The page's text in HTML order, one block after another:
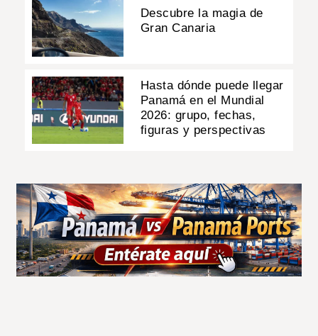
Descubre la magia de
Gran Canaria
Hasta dónde puede llegar
Panamá en el Mundial
2026: grupo, fechas,
figuras y perspectivas